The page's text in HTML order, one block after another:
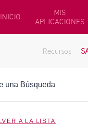
INICIO
MIS
APLICACIONES
Recursos